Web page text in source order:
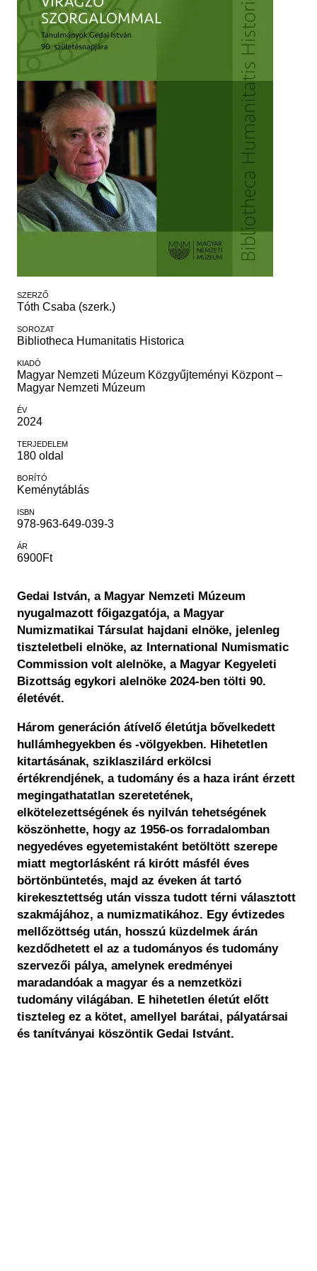
Régészet
Tagintézmények
Felnőttképzés
Közérdekű adatok
Képcsarnok
Történeti Fényképtár
Éremtár
Központi Könyvtár
SZERZŐ
Tóth Csaba (szerk.)
SOROZAT
Bibliotheca Humanitatis Historica
KIADÓ
Magyar Nemzeti Múzeum Közgyűjteményi Központ –
Magyar Nemzeti Múzeum
ÉV
2024
TERJEDELEM
180 oldal
BORÍTÓ
Keménytáblás
ISBN
978-963-649-039-3
ÁR
6900Ft
Gedai István, a Magyar Nemzeti Múzeum
nyugalmazott főigazgatója, a Magyar
Numizmatikai Társulat hajdani elnöke, jelenleg
tiszteletbeli elnöke, az International Numismatic
Commission volt alelnöke, a Magyar Kegyeleti
Bizottság egykori alelnöke 2024-ben tölti 90.
életévét.
Három generáción átívelő életútja bővelkedett
hullámhegyekben és -völgyekben. Hihetetlen
kitartásának, sziklaszilárd erkölcsi
értékrendjének, a tudomány és a haza iránt érzett
megingathatatlan szeretetének,
elkötelezettségének és nyilván tehetségének
köszönhette, hogy az 1956-os forradalomban
negyedéves egyetemistaként betöltött szerepe
miatt megtorlásként rá kirótt másfél éves
börtönbüntetés, majd az éveken át tartó
kirekesztettség után vissza tudott térni választott
szakmájához, a numizmatikához. Egy évtizedes
mellőzöttség után, hosszú küzdelmek árán
kezdődhetett el az a tudományos és tudomány
szervezői pálya, amelynek eredményei
maradandóak a magyar és a nemzetközi
tudomány világában. E hihetetlen életút előtt
tiszteleg ez a kötet, amellyel barátai, pályatársai
és tanítványai köszöntik Gedai Istvánt.